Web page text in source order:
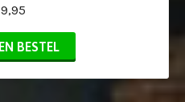
BESTEL